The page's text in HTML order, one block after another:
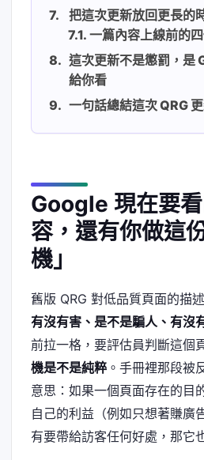
把這次更新放回更長的
一篇內容上線前的
這次更新不是懲罰，是
給你看
一句話總結這次 QRG
Google 現在要
容，還有你做這
機」
舊版 QRG 對低品質頁面的描
有沒有害、是不是騙人、有沒
前拉一格，要評估員判斷這個
機是不是純粹 。手冊裡那段被
意思：如果一個頁面存在的目
自己的利益（例如只想著賺廣
有要帶給訪客任何好處，那它